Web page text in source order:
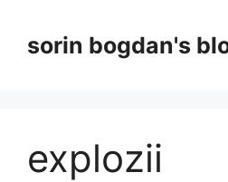
contentsorin bogdan's
explozii